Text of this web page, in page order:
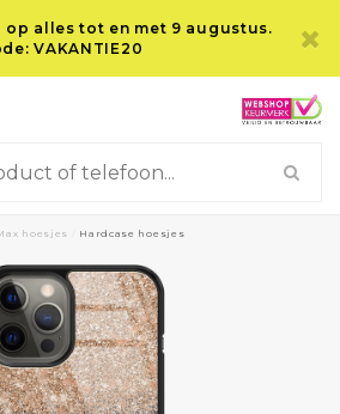
op alles tot en met 9 augustus.
VAKANTIE20
hoesjes Hardcase hoesjes